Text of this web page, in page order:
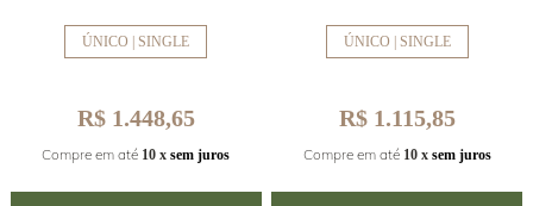
ÚNICO | SINGLE
R$ 1.448,65
Compre em até 10 x sem juros
ÚNICO | SINGLE
R$ 1.115,85
Compre em até 10 x sem juros